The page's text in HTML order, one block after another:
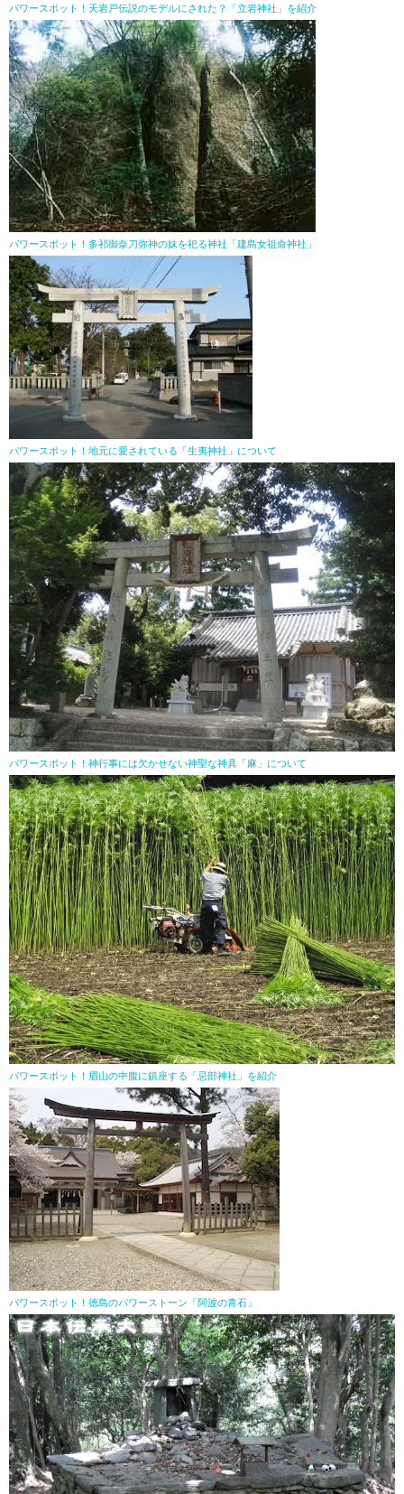
パワースポット！天岩戸伝説のモデルにされた？「立岩神社」を紹介
パワースポット！多祁御奈刀弥神の妹を祀る神社「建島女祖命神社」
パワースポット！地元に愛されている「生夷神社」について
パワースポット！神行事には欠かせない神聖な神具「麻」について
パワースポット！眉山の中腹に鎮座する「忌部神社」を紹介
パワースポット！徳島のパワーストーン「阿波の青石」